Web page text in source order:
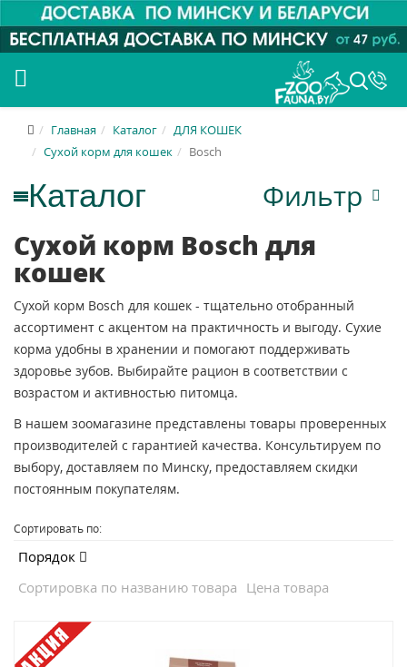
Главная Каталог
ДЛЯ КОШЕК
Сухой корм для кошек
Bosch
Фильтр
Сухой корм Bosch для
кошек
Сухой корм Bosch для кошек - тщательно отобранный
ассортимент с акцентом на практичность и выгоду. Сухие
корма удобны в хранении и помогают поддерживать
здоровье зубов. Выбирайте рацион в соответствии с
возрастом и активностью питомца.
В нашем зоомагазине представлены товары проверенных
производителей с гарантией качества. Консультируем по
выбору, доставляем по Минску, предоставляем скидки
постоянным покупателям.
Сортировать по:
Порядок
Сортировка по названию товара Цена товара